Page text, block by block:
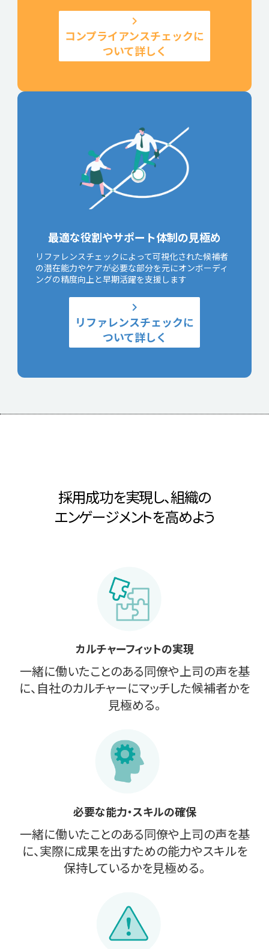
keyboard_arrow_right
コンプライアンスチェックに
ついて詳しく
最適な役割やサポート体制の見極め
リファレンスチェックによって可視化された候補者
の潜在能力やケアが必要な部分を元にオンボーディ
ングの精度向上と早期活躍を支援します
keyboard_arrow_right
リファレンスチェックに
ついて詳しく
採用成功を実現し、組織の
エンゲージメントを高めよう
カルチャーフィットの実現
一緒に働いたことのある同僚や上司の声を基
に、自社のカルチャーにマッチした候補者かを
見極める。
必要な能力・スキルの確保
一緒に働いたことのある同僚や上司の声を基
に、実際に成果を出すための能力やスキルを
保持しているかを見極める。